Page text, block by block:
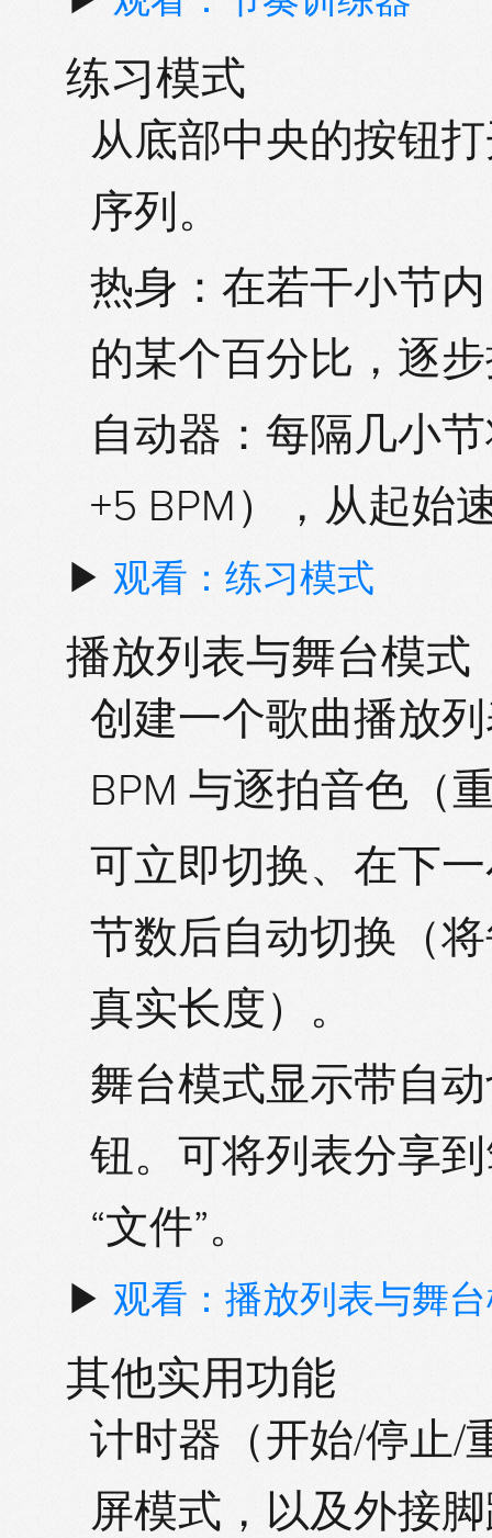
练习模式
从底部中央的按钮
序列。
热身： 在若干小节
的某个百分比，逐
自动器： 每隔几小
+5 BPM），从起始
▶ 观看：练习模式
播放列表与舞台模式
创建一个歌曲播放
BPM 与逐拍音色（
可立即切换、在下
节数后自动切换 （
真实长度）。
舞台模式显示带自
钮。可将列表分享
“文件”。
▶ 观看：播放列表与舞
其他实用功能
计时器 （开始/停止
屏模式 ，以及外接